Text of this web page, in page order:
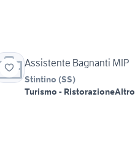
Assistente Bagnanti MIP
Stintino (SS)
Turismo - RistorazioneAltro